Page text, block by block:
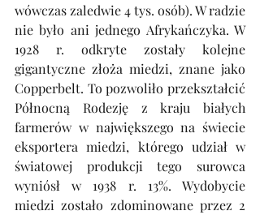
wówczas zaledwie 4 tys. osób). W radzie
nie było ani jednego Afrykańczyka. W
1928 r. odkryte zostały kolejne
gigantyczne złoża miedzi, znane jako
Copperbelt. To pozwoliło przekształcić
Północną Rodezję z kraju białych
farmerów w największego na świecie
eksportera miedzi, którego udział w
światowej produkcji tego surowca
wyniósł w 1938 r. 13%. Wydobycie
miedzi zostało zdominowane przez 2